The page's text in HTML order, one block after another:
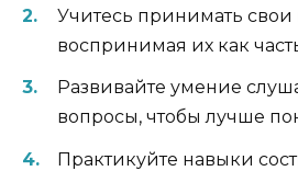
Учитесь принимать свои
воспринимая их как
Развивайте умение
вопросы, чтобы лучше
Практикуйте навыки